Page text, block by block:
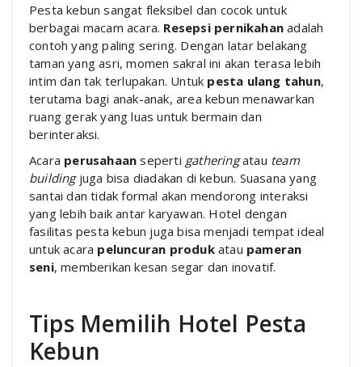
Pesta kebun sangat fleksibel dan cocok untuk
berbagai macam acara. Resepsi pernikahan adalah
contoh yang paling sering. Dengan latar belakang
taman yang asri, momen sakral ini akan terasa lebih
intim dan tak terlupakan. Untuk pesta ulang tahun,
terutama bagi anak-anak, area kebun menawarkan
ruang gerak yang luas untuk bermain dan
berinteraksi.
Acara perusahaan seperti gatheringatau team
buildingjuga bisa diadakan di kebun. Suasana yang
santai dan tidak formal akan mendorong interaksi
yang lebih baik antar karyawan. Hotel dengan
fasilitas pesta kebun juga bisa menjadi tempat ideal
untuk acara peluncuran produkatau pameran
seni, memberikan kesan segar dan inovatif.
Tips Memilih Hotel Pesta
Kebun